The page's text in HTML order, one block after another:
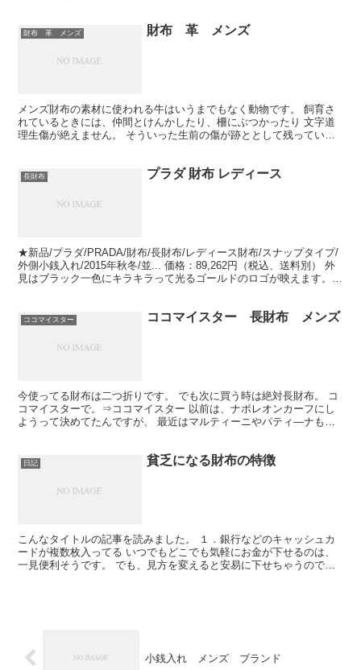
財布 革 メンズ 財布 革 メンズ
メンズ財布の素材に使われる牛はいうまでもなく動物です。 飼育さ
れているときには、仲間とけんかしたり、柵にぶつかったり 文字道
理生傷が絶えません。 そういった生前の傷が跡ととして残っている
長財布 プラダ 財布 レディース
★新品/プラダ/PRADA/財布/長財布/レディース財布/スナップタイプ/
外側小銭入れ/2015年秋冬/並... 価格：89,262円（税込、送料別） 外
見はブラック一色にキラキラって光るゴールドのロゴが映えます。
ココマイスター ココマイスター 長財布 メンズ
今使ってる財布は二つ折りです。 でも次に買う時は絶対長財布。 コ
コマイスターで。⇒ココマイスター 以前は、ナポレオンカーフにし
ようって決めてたんですが、 最近はマルティーニやパティ―ナもよ
日記 貧乏になる財布の特徴
こんなタイトルの記事を読みました。 １．銀行などのキャッシュカ
ードが複数枚入ってる いつでもどこでも気軽にお金が下せるのは、
一見便利そうです。 でも、見方を変えると安易に下せちゃうので、
小銭入れ メンズ ブランド